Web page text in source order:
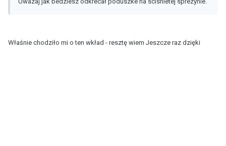
Właśnie chodziło mi o ten wkład - resztę wiem Jeszcze raz dzięki